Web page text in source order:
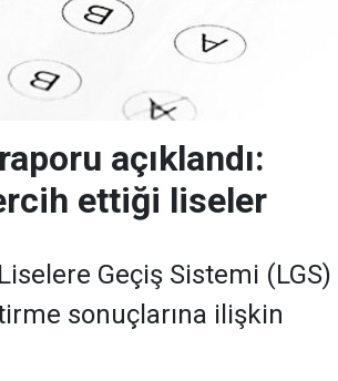
açıklandı:
ettiği liseler
Geçiş Sistemi (LGS)
sonuçlarına ilişkin